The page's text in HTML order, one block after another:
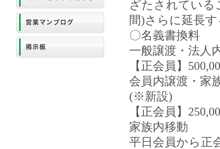
ざたされている
間)さらに延長
〇名義書換料
一般譲渡・法人
【正会員】
会員内譲渡・家
(※新設)
【正会員】
家族内移動
平日会員から正